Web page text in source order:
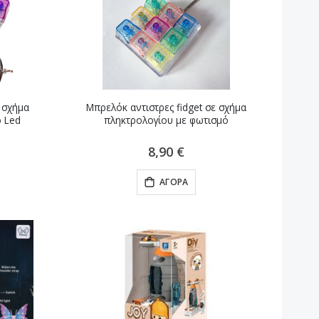
Led
Μπρελόκ αντιστρες fidget σε σχήμα
πληκτρολογίου με φωτισμό
8,90 €
ΑΓΟΡΆ